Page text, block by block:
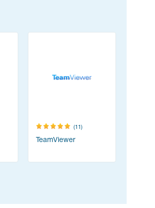
(11)
TeamViewer